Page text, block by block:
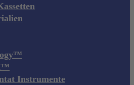
Instrumente